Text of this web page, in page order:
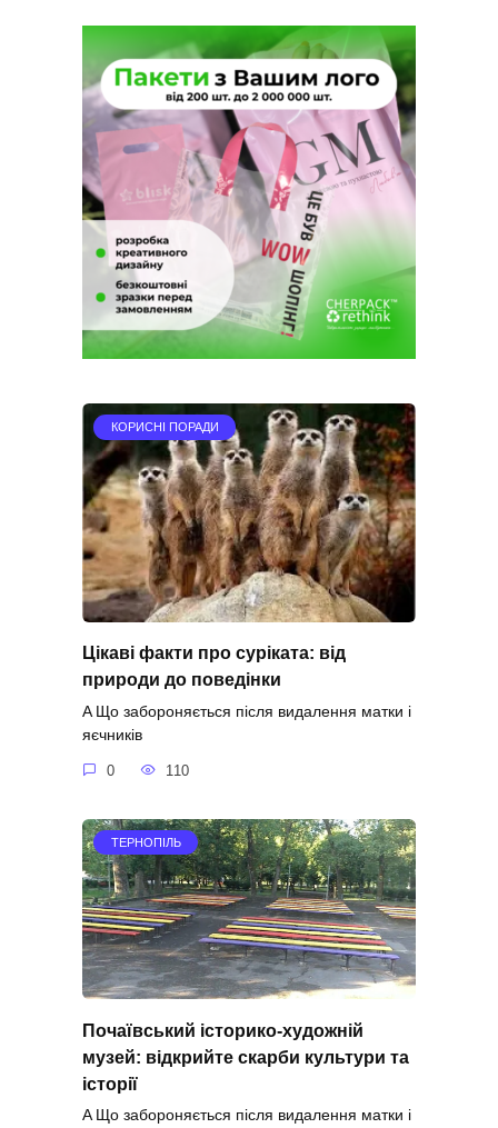
КОРИСНІ ПОРАДИ
Цікаві факти про суріката: від
природи до поведінки
A Що забороняється після видалення матки і
яєчників
0 110
ТЕРНОПІЛЬ
Почаївський історико-художній
музей: відкрийте скарби культури та
історії
A Що забороняється після видалення матки і